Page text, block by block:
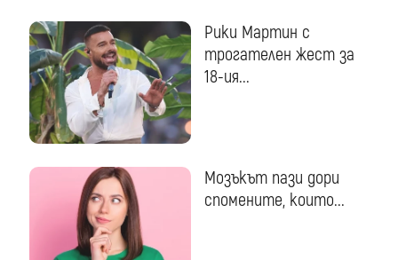
Рики Мартин с
трогателен жест за
18-ия...
Мозъкът пази дори
спомените, които...